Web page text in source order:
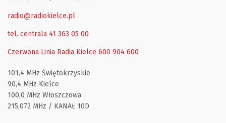
radio@radiokielce.pl
tel. centrala 41 363 05 00
Czerwona Linia Radia Kielce 600 904 600
101,4 MHz Świętokrzyskie
90,4 MHz Kielce
100,0 MHz Włoszczowa
215,072 MHz / KANAŁ 10D